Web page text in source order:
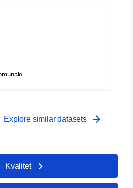
Explore similar datasets arrow_forward
Kvalitet